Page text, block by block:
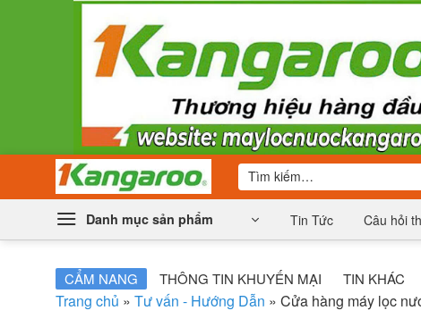
Tìm
kiếm:
Danh mục sản phẩm Tin Tức Câu hỏi
CẨM NANG THÔNG TIN KHUYẾN MẠI TIN KHÁC
Trang chủ » Tư vấn - Hướng Dẫn » Cửa hàng máy lọc